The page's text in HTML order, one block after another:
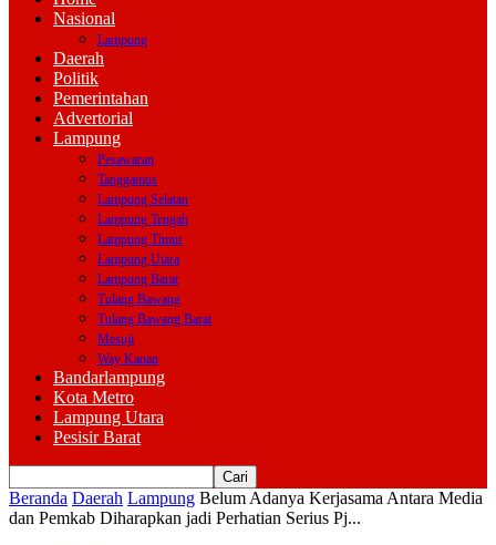
Nasional
Lampung
Daerah
Politik
Pemerintahan
Advertorial
Lampung
Pesawaran
Tanggamus
Lampung Selatan
Lampung Tengah
Lampung Timur
Lampung Utara
Lampung Barat
Tulang Bawang
Tulang Bawang Barat
Mesuji
Way Kanan
Bandarlampung
Kota Metro
Lampung Utara
Pesisir Barat
Beranda Daerah Lampung Belum Adanya Kerjasama Antara Media
dan Pemkab Diharapkan jadi Perhatian Serius Pj...